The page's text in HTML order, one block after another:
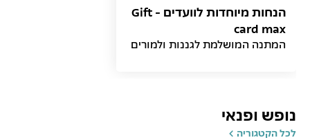
הנחות מיוחדות לוועדים - Gift
card max
המתנה המושלמת לגננות ולמורים
נופש ופנאי
לכל הקטגוריה